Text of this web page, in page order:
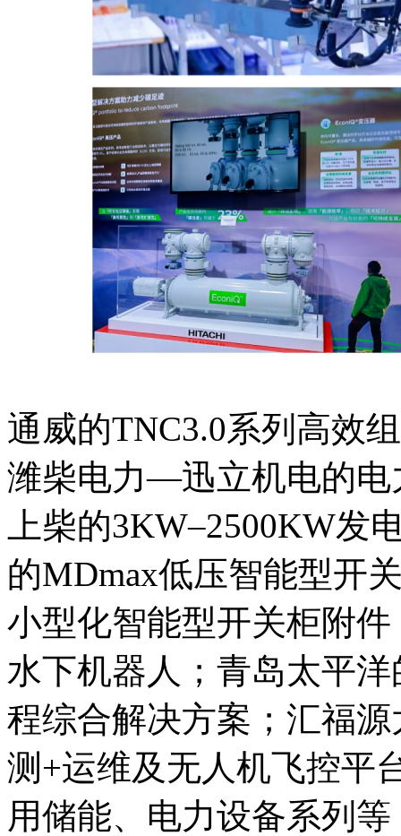
通威的TNC3.0系列高效
潍柴电力—迅立机电的
上柴的3KW–2500KW发
的MDmax低压智能型开
小型化智能型开关柜附
水下机器人；青岛太平
程综合解决方案；汇福
测+运维及无人机飞控平
用储能、电力设备系列